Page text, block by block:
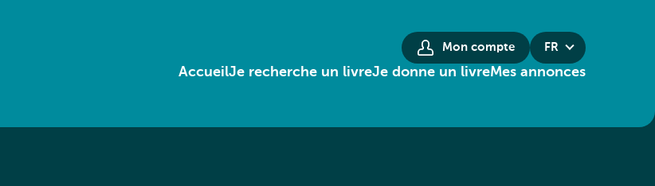
Mon compte FR
AccueilJe recherche un livreJe donne un livreMes annonces